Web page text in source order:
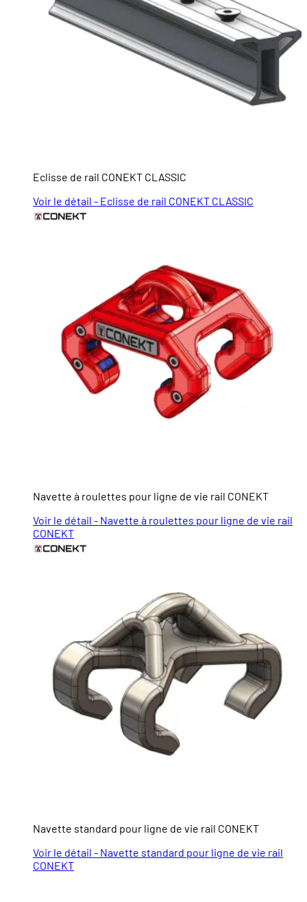
Eclisse de rail CONEKT CLASSIC
Voir le détail - Eclisse de rail CONEKT CLASSIC
Navette à roulettes pour ligne de vie rail CONEKT
Voir le détail - Navette à roulettes pour ligne de vie rail
CONEKT
Navette standard pour ligne de vie rail CONEKT
Voir le détail - Navette standard pour ligne de vie rail
CONEKT